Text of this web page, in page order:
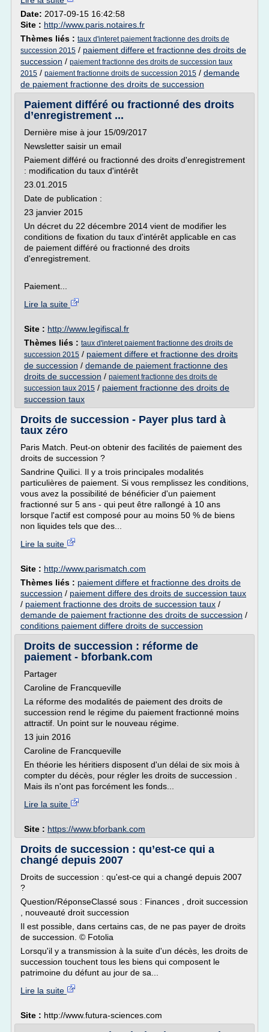
Date: 2017-09-15 16:42:58
Site : http://www.paris.notaires.fr
Thèmes liés : taux d'interet paiement fractionne des droits de
succession 2015 / paiement differe et fractionne des droits de
succession / paiement fractionne des droits de succession taux
2015 / paiement fractionne droits de succession 2015 / demande
de paiement fractionne des droits de succession
Paiement différé ou fractionné des droits
d’enregistrement ...
Dernière mise à jour 15/09/2017
Newsletter saisir un email
Paiement différé ou fractionné des droits d'enregistrement
: modification du taux d'intérêt
23.01.2015
Date de publication :
23 janvier 2015
Un décret du 22 décembre 2014 vient de modifier les
conditions de fixation du taux d'intérêt applicable en cas
de paiement différé ou fractionné des droits
d'enregistrement.
Paiement...
Lire la suite
Site : http://www.legifiscal.fr
Thèmes liés : taux d'interet paiement fractionne des droits de
succession 2015 / paiement differe et fractionne des droits
de succession / demande de paiement fractionne des
droits de succession / paiement fractionne des droits de
succession taux 2015 / paiement fractionne des droits de
succession taux
Droits de succession - Payer plus tard à
taux zéro
Paris Match. Peut-on obtenir des facilités de paiement des
droits de succession ?
Sandrine Quilici. Il y a trois principales modalités
particulières de paiement. Si vous remplissez les conditions,
vous avez la possibilité de bénéficier d'un paiement
fractionné sur 5 ans - qui peut être rallongé à 10 ans
lorsque l'actif est composé pour au moins 50 % de biens
non liquides tels que des...
Lire la suite
Site : http://www.parismatch.com
Thèmes liés : paiement differe et fractionne des droits de
succession / paiement differe des droits de succession taux
/ paiement fractionne des droits de succession taux /
demande de paiement fractionne des droits de succession /
conditions paiement differe droits de succession
Droits de succession : réforme de
paiement - bforbank.com
Partager
Caroline de Francqueville
La réforme des modalités de paiement des droits de
succession rend le régime du paiement fractionné moins
attractif. Un point sur le nouveau régime.
13 juin 2016
Caroline de Francqueville
En théorie les héritiers disposent d'un délai de six mois à
compter du décès, pour régler les droits de succession .
Mais ils n'ont pas forcément les fonds...
Lire la suite
Site : https://www.bforbank.com
Droits de succession : qu’est-ce qui a
changé depuis 2007
Droits de succession : qu'est-ce qui a changé depuis 2007
?
Question/RéponseClassé sous : Finances , droit succession
, nouveauté droit succession
Il est possible, dans certains cas, de ne pas payer de droits
de succession. © Fotolia
Lorsqu'il y a transmission à la suite d'un décès, les droits de
succession touchent tous les biens qui composent le
patrimoine du défunt au jour de sa...
Lire la suite
Site : http://www.futura-sciences.com